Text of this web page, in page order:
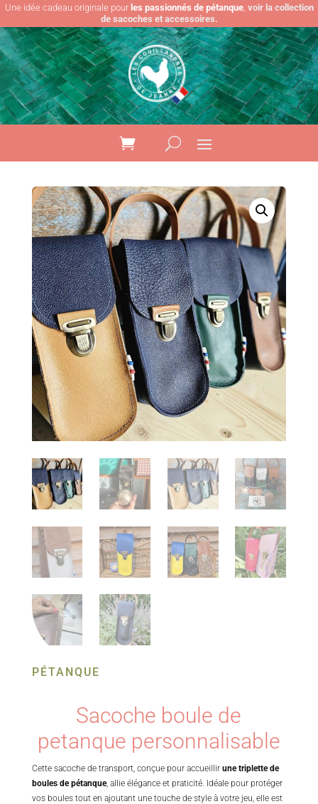
Une idée cadeau originale pour les passionnés de pétanque, voir la collection
de sacoches et accessoires.
PÉTANQUE
Sacoche boule de
petanque personnalisable
Cette sacoche de transport, conçue pour accueillir une triplette de
boules de pétanque, allie élégance et praticité. Idéale pour protéger
vos boules tout en ajoutant une touche de style à votre jeu, elle est